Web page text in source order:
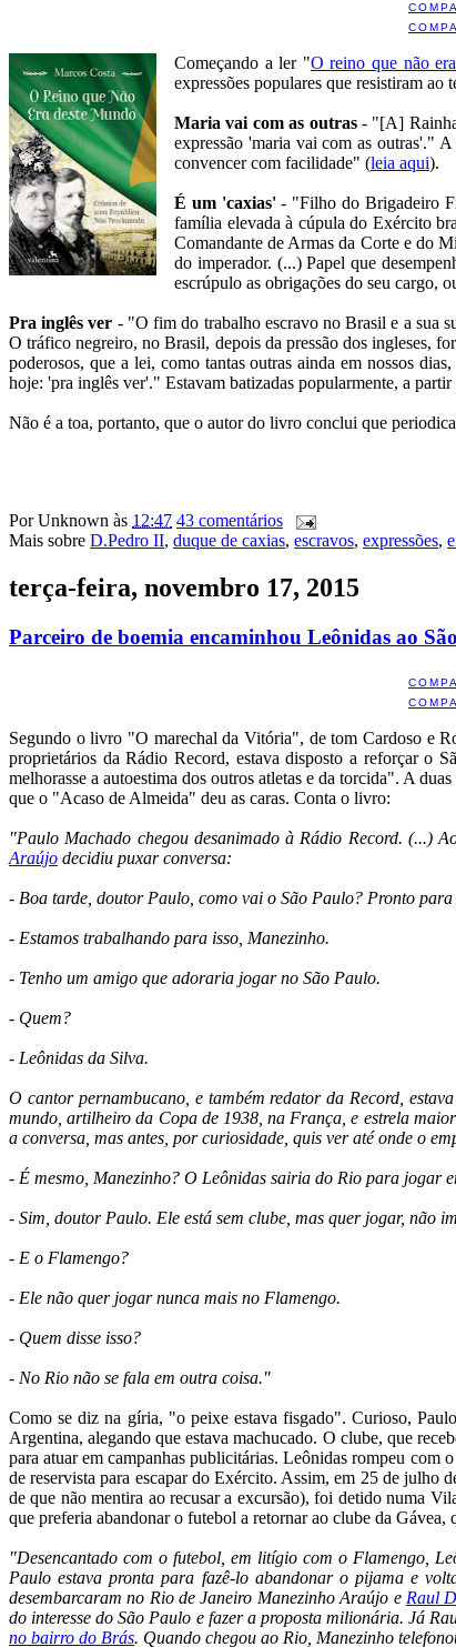
Começando a ler "O reino que não
expressões populares que resistiram ao
Maria vai com as outras- "[A] Rainha
expressão 'maria vai com as outras'."
convencer com facilidade" (leia aqui).
É um 'caxias'- "Filho do Brigadeiro
família elevada à cúpula do Exército
Comandante de Armas da Corte e do
do imperador. (...) Papel que
escrúpulo as obrigações do seu cargo,
Pra inglês ver - "O fim do trabalho escravo no Brasil e a sua
O tráfico negreiro, no Brasil, depois da pressão dos ingleses,
poderosos, que a lei, como tantas outras ainda em nossos
hoje: 'pra inglês ver'." Estavam batizadas popularmente, a
Não é a toa, portanto, que o autor do livro conclui que
PorUnknown às 12:47 43 comentários
Mais sobre D.Pedro II, duque de caxias, escravos, expressões,
terça-feira, novembro 17, 2015
Parceiro de boemia encaminhou Leônidas ao
Segundo o livro "O marechal da Vitória", de tom Cardoso e
proprietários da Rádio Record, estava disposto a reforçar o
melhorasse a autoestima dos outros atletas e da torcida". A
que o "Acaso de Almeida" deu as caras. Conta o livro:
"Paulo Machado chegou desanimado à Rádio Record. (...)
Araújo decidiu puxar conversa:
- Boa tarde, doutor Paulo, como vai o São Paulo? Pronto
- Estamos trabalhando para isso, Manezinho.
- Tenho um amigo que adoraria jogar no São Paulo.
- Quem?
- Leônidas da Silva.
O cantor pernambucano, e também redator da Record,
mundo, artilheiro da Copa de 1938, na França, e estrela
a conversa, mas antes, por curiosidade, quis ver até onde o
- É mesmo, Manezinho? O Leônidas sairia do Rio para jogar
- Sim, doutor Paulo. Ele está sem clube, mas quer jogar, não
- E o Flamengo?
- Ele não quer jogar nunca mais no Flamengo.
- Quem disse isso?
- No Rio não se fala em outra coisa."
Como se diz na gíria, "o peixe estava fisgado". Curioso,
Argentina, alegando que estava machucado. O clube, que
para atuar em campanhas publicitárias. Leônidas rompeu com
de reservista para escapar do Exército. Assim, em 25 de julho
de que não mentira ao recusar a excursão), foi detido numa
que preferia abandonar o futebol a retornar ao clube da Gávea,
"Desencantado com o futebol, em litígio com o Flamengo,
Paulo estava pronta para fazê-lo abandonar o pijama e
desembarcaram no Rio de Janeiro Manezinho Araújo e Raul
do interesse do São Paulo e fazer a proposta milionária. Já
no bairro do Brás. Quando chegou ao Rio, Manezinho